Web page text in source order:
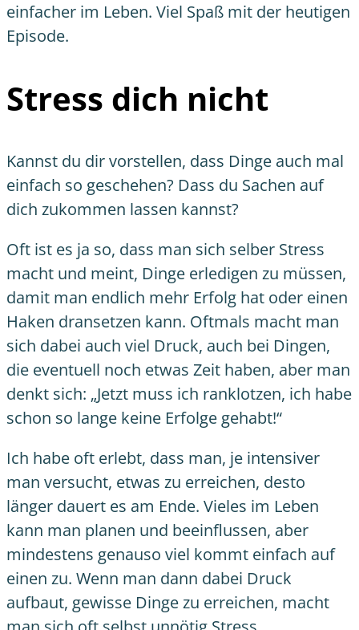
einfacher im Leben. Viel Spaß mit der heutigen
Episode.
Stress dich nicht
Kannst du dir vorstellen, dass Dinge auch mal
einfach so geschehen? Dass du Sachen auf
dich zukommen lassen kannst?
Oft ist es ja so, dass man sich selber Stress
macht und meint, Dinge erledigen zu müssen,
damit man endlich mehr Erfolg hat oder einen
Haken dransetzen kann. Oftmals macht man
sich dabei auch viel Druck, auch bei Dingen,
die eventuell noch etwas Zeit haben, aber man
denkt sich: „Jetzt muss ich ranklotzen, ich habe
schon so lange keine Erfolge gehabt!“
Ich habe oft erlebt, dass man, je intensiver
man versucht, etwas zu erreichen, desto
länger dauert es am Ende. Vieles im Leben
kann man planen und beeinflussen, aber
mindestens genauso viel kommt einfach auf
einen zu. Wenn man dann dabei Druck
aufbaut, gewisse Dinge zu erreichen, macht